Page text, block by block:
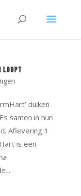
loopt
duiken
samen in hun
Aflevering 1
is een